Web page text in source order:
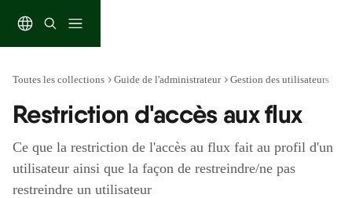
Toutes les collections Guide de l'administrateur Gestion des utilisateurs
Restriction d'accès aux flux
Ce que la restriction de l'accès au flux fait au profil d'un
utilisateur ainsi que la façon de restreindre/ne pas
restreindre un utilisateur